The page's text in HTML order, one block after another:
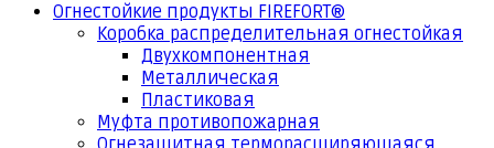
Огнестойкие продукты FIREFORT®
Коробка распределительная огнестойкая
Двухкомпонентная
Металлическая
Пластиковая
Муфта противопожарная